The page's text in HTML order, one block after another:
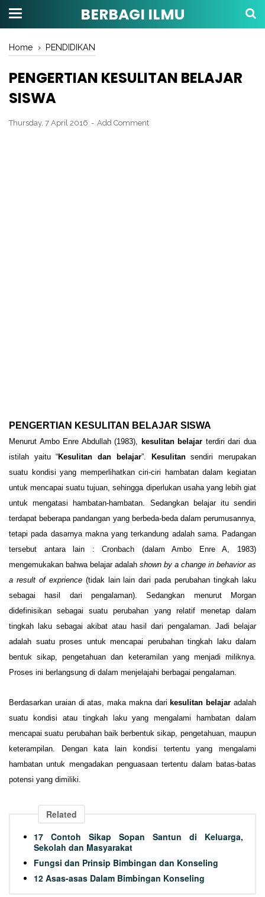
BERBAGI ILMU
Home › PENDIDIKAN
PENGERTIAN KESULITAN BELAJAR
SISWA
Thursday, 7 April 2016 Add Comment
PENGERTIAN KESULITAN BELAJAR SISWA
Menurut Ambo Enre Abdullah (1983), kesulitan belajar terdiri dari dua
istilah yaitu “Kesulitan dan belajar”. Kesulitansendiri merupakan
suatu kondisi yang memperlihatkan ciri-ciri hambatan dalam kegiatan
untuk mencapai suatu tujuan, sehingga diperlukan usaha yang lebih giat
untuk mengatasi hambatan-hambatan. Sedangkan belajar itu sendiri
terdapat beberapa pandangan yang berbeda-beda dalam perumusannya,
tetapi pada dasarnya makna yang terkandung adalah sama. Padangan
tersebut antara lain : Cronbach (dalam Ambo Enre A, 1983)
mengemukakan bahwa belajar adalah shown by a change in behavior as
a result of exprience(tidak lain lain dari pada perubahan tingkah laku
sebagai hasil dari pengalaman). Sedangkan menurut Morgan
didefinisikan sebagai suatu perubahan yang relatif menetap dalam
tingkah laku sebagai akibat atau hasil dari pengalaman. Jadi belajar
adalah suatu proses untuk mencapai perubahan tingkah laku dalam
bentuk sikap, pengetahuan dan keteramilan yang menjadi miliknya.
Proses ini berlangsung di dalam menjelajahi berbagai pengalaman.
Berdasarkan uraian di atas, maka makna dari kesulitan belajar adalah
suatu kondisi atau tingkah laku yang mengalami hambatan dalam
mencapai suatu perubahan baik berbentuk sikap, pengetahuan, maupun
keterampilan. Dengan kata lain kondisi tertentu yang mengalami
hambatan untuk mengadakan penguasaan tertentu dalam batas-batas
potensi yang dimiliki.
Related
17 Contoh Sikap Sopan Santun di Keluarga,
Sekolah dan Masyarakat
Fungsi dan Prinsip Bimbingan dan Konseling
12 Asas-asas Dalam Bimbingan Konseling